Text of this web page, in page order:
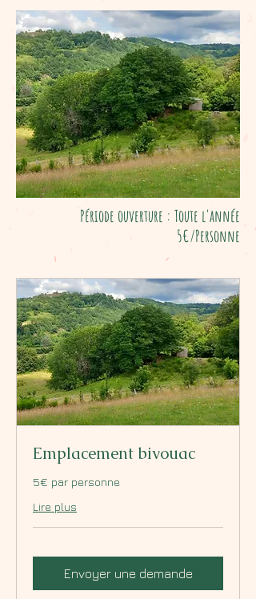
Période ouverture : Toute l'année
5€/Personne
Emplacement bivouac
5€ par personne
Lire plus
Envoyer une demande